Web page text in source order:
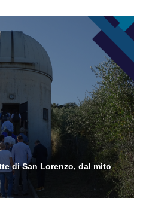
di San Lorenzo, dal mito